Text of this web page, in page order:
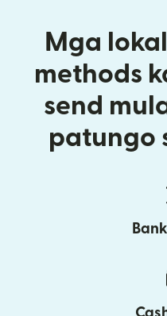
Mga
methods
send
patungo